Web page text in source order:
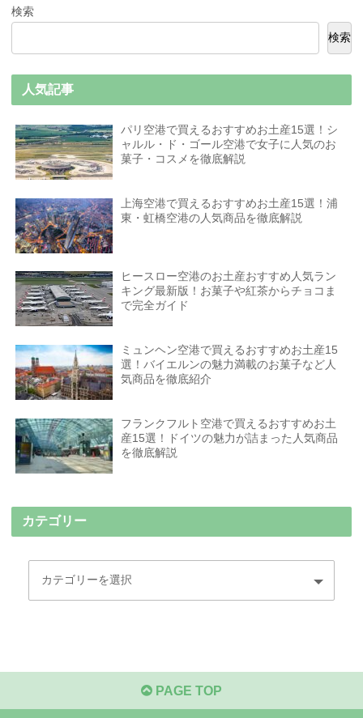
検索
検索
人気記事
パリ空港で買えるおすすめお土産15選！シ
ャルル・ド・ゴール空港で女子に人気のお
菓子・コスメを徹底解説
上海空港で買えるおすすめお土産15選！浦
東・虹橋空港の人気商品を徹底解説
ヒースロー空港のお土産おすすめ人気ラン
キング最新版！お菓子や紅茶からチョコま
で完全ガイド
ミュンヘン空港で買えるおすすめお土産15
選！バイエルンの魅力満載のお菓子など人
気商品を徹底紹介
フランクフルト空港で買えるおすすめお土
産15選！ドイツの魅力が詰まった人気商品
を徹底解説
カテゴリー
PAGE TOP